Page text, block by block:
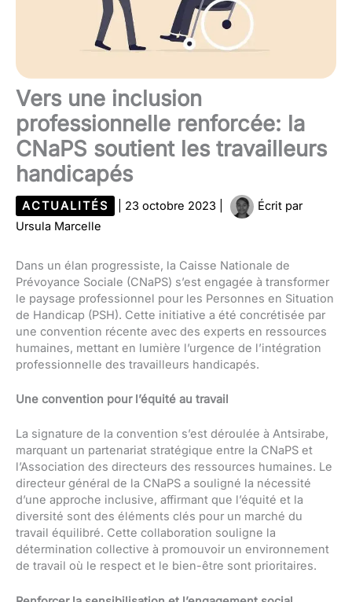
Vers une inclusion
professionnelle renforcée: la
CNaPS soutient les travailleurs
handicapés
ACTUALITÉS 23 octobre 2023
Écrit par
Ursula Marcelle
Dans un élan progressiste, la Caisse Nationale de
Prévoyance Sociale (CNaPS) s’est engagée à transformer
le paysage professionnel pour les Personnes en Situation
de Handicap (PSH). Cette initiative a été concrétisée par
une convention récente avec des experts en ressources
humaines, mettant en lumière l’urgence de l’intégration
professionnelle des travailleurs handicapés.
Une convention pour l’équité au travail
La signature de la convention s’est déroulée à Antsirabe,
marquant un partenariat stratégique entre la CNaPS et
l’Association des directeurs des ressources humaines. Le
directeur général de la CNaPS a souligné la nécessité
d’une approche inclusive, affirmant que l’équité et la
diversité sont des éléments clés pour un marché du
travail équilibré. Cette collaboration souligne la
détermination collective à promouvoir un environnement
de travail où le respect et le bien-être sont prioritaires.